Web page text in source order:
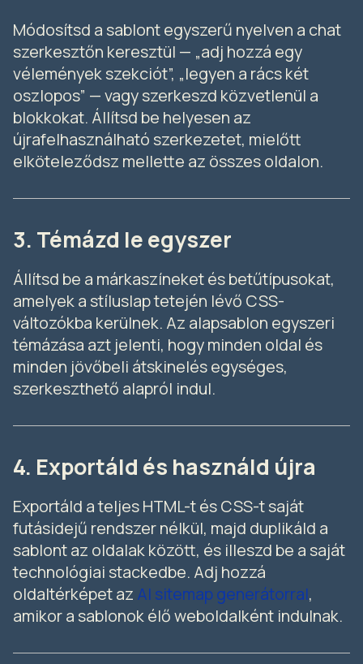
Módosítsd a sablont egyszerű nyelven a chat
szerkesztőn keresztül — „adj hozzá egy
vélemények szekciót”, „legyen a rács két
oszlopos” — vagy szerkeszd közvetlenül a
blokkokat. Állítsd be helyesen az
újrafelhasználható szerkezetet, mielőtt
elköteleződsz mellette az összes oldalon.
3. Témázd le egyszer
Állítsd be a márkaszíneket és betűtípusokat,
amelyek a stíluslap tetején lévő CSS-
változókba kerülnek. Az alapsablon egyszeri
témázása azt jelenti, hogy minden oldal és
minden jövőbeli átskinelés egységes,
szerkeszthető alapról indul.
4. Exportáld és használd újra
Exportáld a teljes HTML-t és CSS-t saját
futásidejű rendszer nélkül, majd duplikáld a
sablont az oldalak között, és illeszd be a saját
technológiai stackedbe. Adj hozzá
oldaltérképet az AI sitemap generátorral,
amikor a sablonok élő weboldalként indulnak.